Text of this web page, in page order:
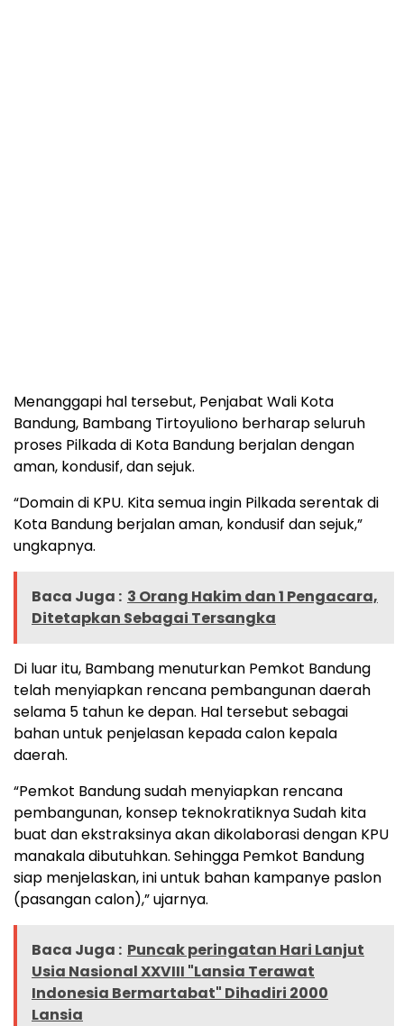
Menanggapi hal tersebut, Penjabat Wali Kota
Bandung, Bambang Tirtoyuliono berharap seluruh
proses Pilkada di Kota Bandung berjalan dengan
aman, kondusif, dan sejuk.
“Domain di KPU. Kita semua ingin Pilkada serentak di
Kota Bandung berjalan aman, kondusif dan sejuk,”
ungkapnya.
Baca Juga : 3 Orang Hakim dan 1 Pengacara,
Ditetapkan Sebagai Tersangka
Di luar itu, Bambang menuturkan Pemkot Bandung
telah menyiapkan rencana pembangunan daerah
selama 5 tahun ke depan. Hal tersebut sebagai
bahan untuk penjelasan kepada calon kepala
daerah.
“Pemkot Bandung sudah menyiapkan rencana
pembangunan, konsep teknokratiknya Sudah kita
buat dan ekstraksinya akan dikolaborasi dengan KPU
manakala dibutuhkan. Sehingga Pemkot Bandung
siap menjelaskan, ini untuk bahan kampanye paslon
(pasangan calon),” ujarnya.
Baca Juga : Puncak peringatan Hari Lanjut
Usia Nasional XXVIII "Lansia Terawat
Indonesia Bermartabat" Dihadiri 2000
Lansia